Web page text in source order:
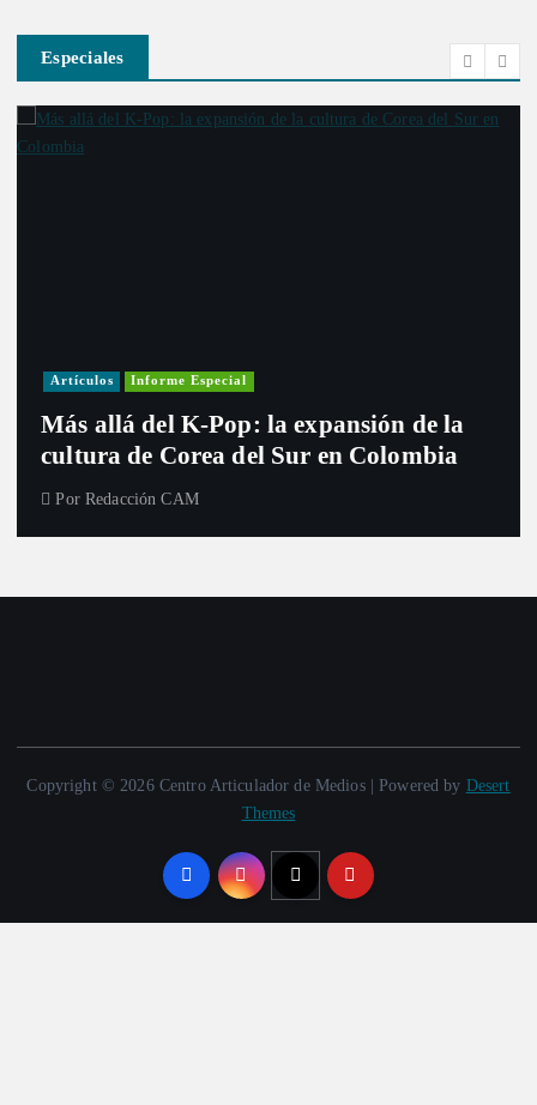
Especiales
Artículos Informe Especial
Más allá del K-Pop: la expansión de la
cultura de Corea del Sur en Colombia
Por Redacción CAM
Copyright © 2026 Centro Articulador de Medios | Powered by Desert
Themes